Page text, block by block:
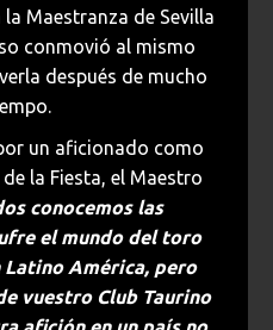
Maestranza de Sevilla
conmovió al mismo
después de mucho
un aficionado como
la Fiesta, el Maestro
conocemos las
el mundo del toro
Latino América, pero
vuestro Club Taurino